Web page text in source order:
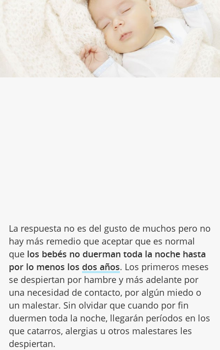
La respuesta no es del gusto de muchos pero no
hay más remedio que aceptar que es normal
que los bebés no duerman toda la noche hasta
por lo menos los dos años. Los primeros meses
se despiertan por hambre y más adelante por
una necesidad de contacto, por algún miedo o
un malestar. Sin olvidar que cuando por fin
duermen toda la noche, llegarán períodos en los
que catarros, alergias u otros malestares les
despiertan.